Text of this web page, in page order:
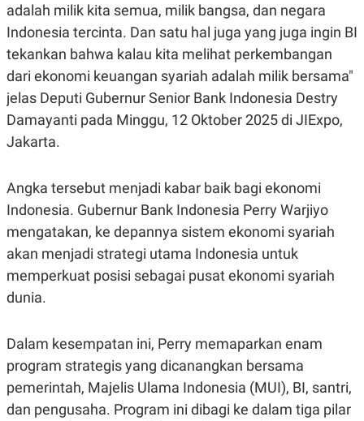
adalah milik kita semua, milik bangsa, dan negara
Indonesia tercinta. Dan satu hal juga yang juga ingin BI
tekankan bahwa kalau kita melihat perkembangan
dari ekonomi keuangan syariah adalah milik bersama"
jelas Deputi Gubernur Senior Bank Indonesia Destry
Damayanti pada Minggu, 12 Oktober 2025 di JIExpo,
Jakarta.
Angka tersebut menjadi kabar baik bagi ekonomi
Indonesia. Gubernur Bank Indonesia Perry Warjiyo
mengatakan, ke depannya sistem ekonomi syariah
akan menjadi strategi utama Indonesia untuk
memperkuat posisi sebagai pusat ekonomi syariah
dunia.
Dalam kesempatan ini, Perry memaparkan enam
program strategis yang dicanangkan bersama
pemerintah, Majelis Ulama Indonesia (MUI), BI, santri,
dan pengusaha. Program ini dibagi ke dalam tiga pilar